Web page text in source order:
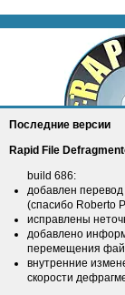
Последние версии
Rapid File
build 686:
добавлен
(спасибо Roberto
исправлены
добавлено
перемещения
внутренние
скорости